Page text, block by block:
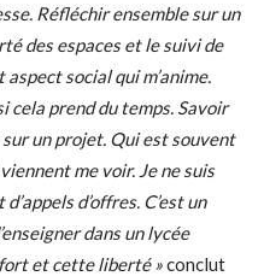
Réfléchir ensemble sur un
des espaces et le suivi de
aspect social qui m’anime.
cela prend du temps. Savoir
sur un projet. Qui est souvent
me voir. Je ne suis
d’offres. C’est un
dans un lycée
et cette liberté »conclut